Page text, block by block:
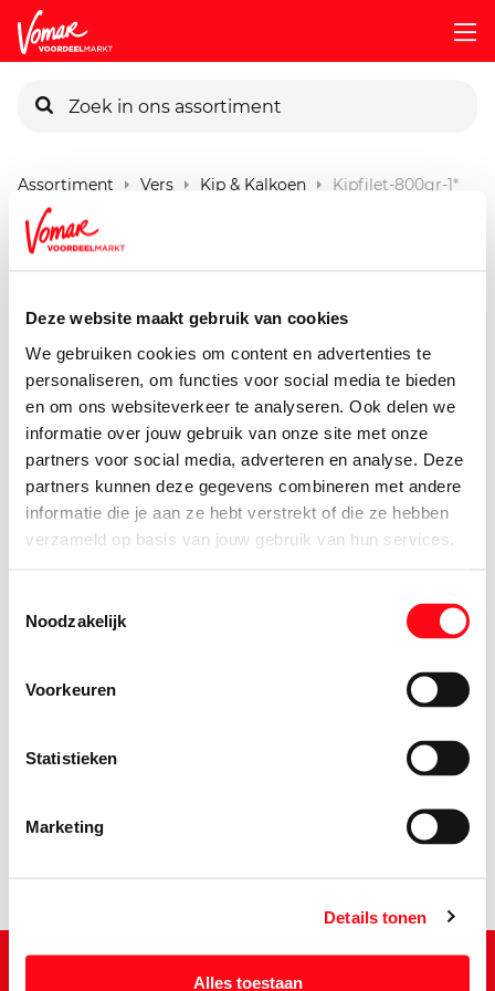
Deze website maakt gebruik van cookies
We gebruiken cookies om content en advertenties te
personaliseren, om functies voor social media te bieden
en om ons websiteverkeer te analyseren. Ook delen we
informatie over jouw gebruik van onze site met onze
partners voor social media, adverteren en analyse. Deze
partners kunnen deze gegevens combineren met andere
informatie die je aan ze hebt verstrekt of die ze hebben
verzameld op basis van jouw gebruik van hun services.
Noodzakelijk
Voorkeuren
Statistieken
Marketing
Details tonen
Alles toestaan
Pincode vergeten
Persoonlijk KIK-account
Assortiment Vers Kip & Kalkoen Kipfilet-800gr-1*
Guldenhoeve Kipfilet 4st
9.65